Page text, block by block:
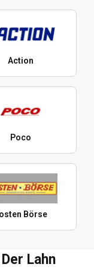
Action
Poco
Börse
Lahn